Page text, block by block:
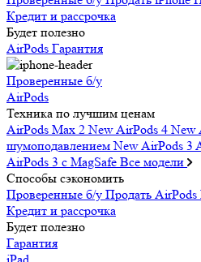
Кредит и рассрочка
Будет полезно
AirPods Гарантия
Проверенные б/у
AirPods
Техника по лучшим ценам
AirPods Max 2NewAirPods 4New
шумоподавлениемNewAirPods 3
AirPods 3 c MagSafe Все модели
Способы сэкономить
Проверенные б/у Продать AirPods
Кредит и рассрочка
Будет полезно
Гарантия